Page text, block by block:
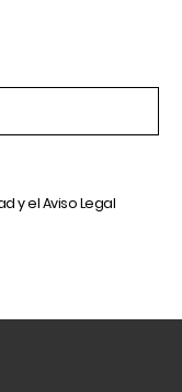
y elAviso Legal